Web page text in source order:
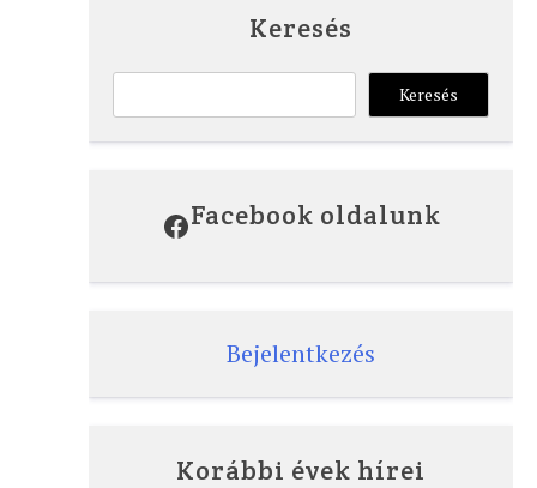
Keresés
Keresés
Facebook
Facebook oldalunk
Bejelentkezés
Korábbi évek hírei